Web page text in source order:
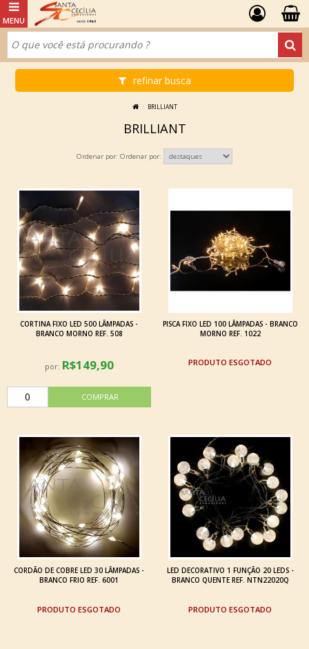
refinar busca
BRILLIANT
BRILLIANT
Ordenar por:
CORTINA FIXO LED 500 LÂMPADAS -
BRANCO MORNO REF. 508
por: R$149,90
PISCA FIXO LED 100 LÂMPADAS - BRANCO
MORNO REF. 1022
ESGOTADO
CORDÃO DE COBRE LED 30 LÂMPADAS -
BRANCO FRIO REF. 6001
ESGOTADO
LED DECORATIVO 1 FUNÇÃO 20 LEDS -
BRANCO QUENTE REF. NTN22020Q
ESGOTADO